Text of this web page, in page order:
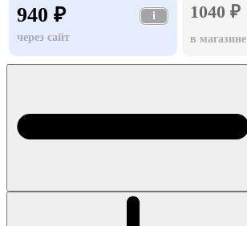
940 ₽
i
через сайт
1040 ₽
в магазине